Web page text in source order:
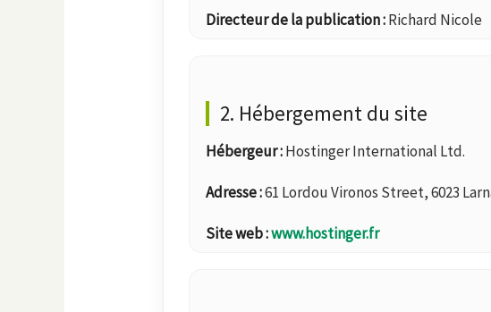
Directeur de la publication :Richard Nicole
2. Hébergement du site
Hébergeur :Hostinger International Ltd.
Adresse :61 Lordou Vironos Street, 6023
Site web :www.hostinger.fr